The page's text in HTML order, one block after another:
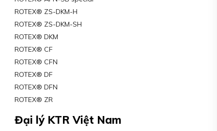
ROTEX® ZS-DKM-H
ROTEX® ZS-DKM-SH
ROTEX® DKM
ROTEX® CF
ROTEX® CFN
ROTEX® DF
ROTEX® DFN
ROTEX® ZR
Đại lý KTR Việt Nam